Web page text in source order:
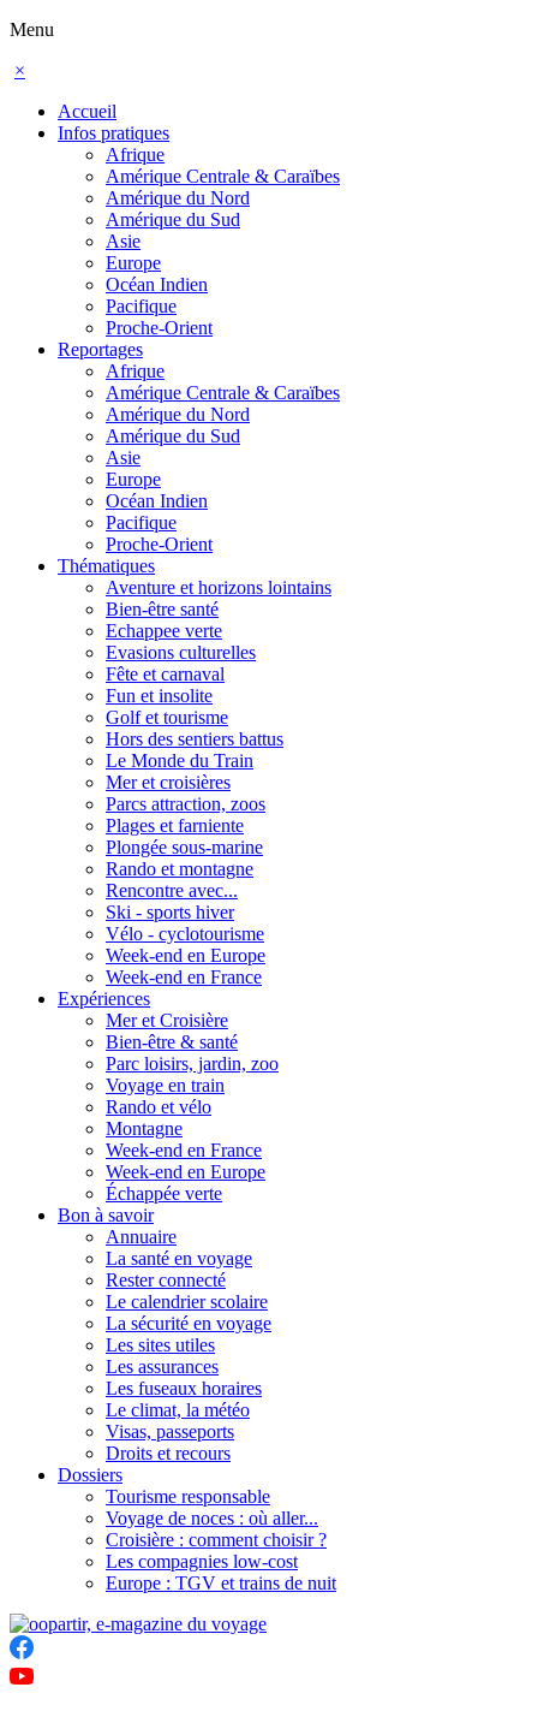
Menu
×
Accueil
Infos pratiques
Afrique
Amérique Centrale & Caraïbes
Amérique du Nord
Amérique du Sud
Asie
Europe
Océan Indien
Pacifique
Proche-Orient
Reportages
Afrique
Amérique Centrale & Caraïbes
Amérique du Nord
Amérique du Sud
Asie
Europe
Océan Indien
Pacifique
Proche-Orient
Thématiques
Aventure et horizons lointains
Bien-être santé
Echappee verte
Evasions culturelles
Fête et carnaval
Fun et insolite
Golf et tourisme
Hors des sentiers battus
Le Monde du Train
Mer et croisières
Parcs attraction, zoos
Plages et farniente
Plongée sous-marine
Rando et montagne
Rencontre avec...
Ski - sports hiver
Vélo - cyclotourisme
Week-end en Europe
Week-end en France
Expériences
Mer et Croisière
Bien-être & santé
Parc loisirs, jardin, zoo
Voyage en train
Rando et vélo
Montagne
Week-end en France
Week-end en Europe
Échappée verte
Bon à savoir
Annuaire
La santé en voyage
Rester connecté
Le calendrier scolaire
La sécurité en voyage
Les sites utiles
Les assurances
Les fuseaux horaires
Le climat, la météo
Visas, passeports
Droits et recours
Dossiers
Tourisme responsable
Voyage de noces : où aller...
Croisière : comment choisir ?
Les compagnies low-cost
Europe : TGV et trains de nuit